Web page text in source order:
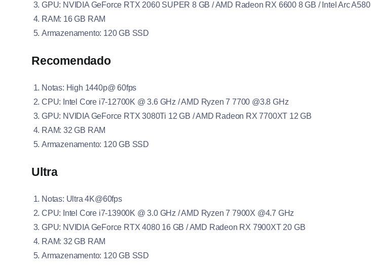
GPU: NVIDIA GeForce RTX 2060 SUPER 8 GB / AMD Radeon RX 6600 8 GB / Intel Arc A580
RAM: 16 GB RAM
Armazenamento: 120 GB SSD
Recomendado
Notas: High 1440p@ 60fps
CPU: Intel Core i7-12700K @ 3.6 GHz / AMD Ryzen 7 7700 @3.8 GHz
GPU: NVIDIA GeForce RTX 3080Ti 12 GB / AMD Radeon RX 7700XT 12 GB
RAM: 32 GB RAM
Armazenamento: 120 GB SSD
Ultra
Notas: Ultra 4K@60fps
CPU: Intel Core i7-13900K @ 3.0 GHz / AMD Ryzen 7 7900X @4.7 GHz
GPU: NVIDIA GeForce RTX 4080 16 GB / AMD Radeon RX 7900XT 20 GB
RAM: 32 GB RAM
Armazenamento: 120 GB SSD